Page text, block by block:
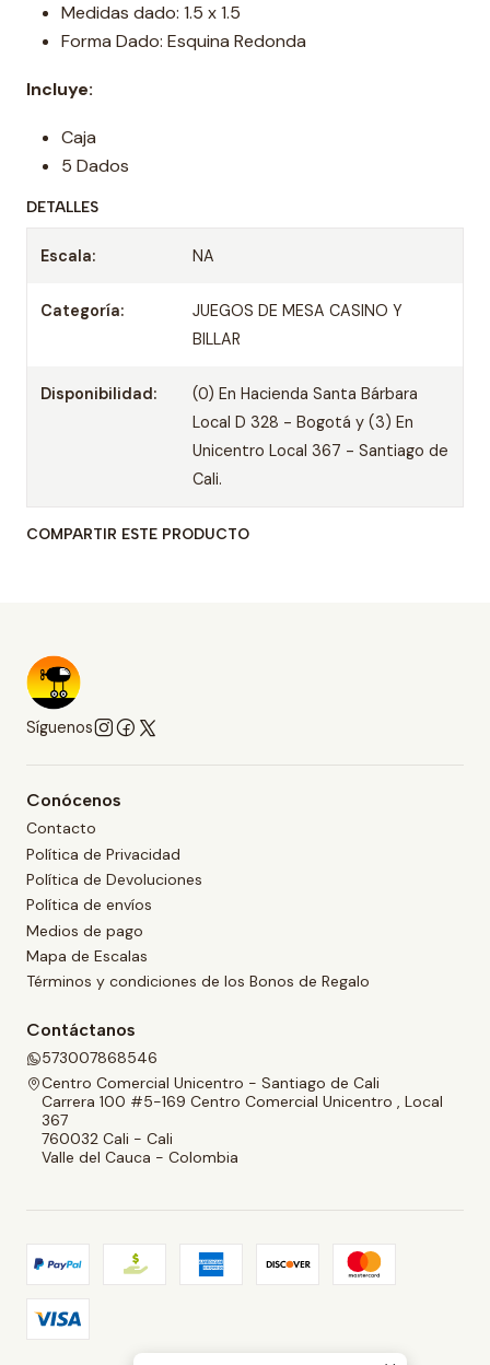
Medidas dado: 1.5 x 1.5
Forma Dado: Esquina Redonda
Incluye:
Caja
5 Dados
DETALLES
Escala: NA
Categoría:
JUEGOS DE MESA CASINO Y
BILLAR
Disponibilidad:
(0) En Hacienda Santa Bárbara
Local D 328 - Bogotá y (3) En
Unicentro Local 367 - Santiago de
Cali.
COMPARTIR ESTE PRODUCTO
Síguenos
Conócenos
Contacto
Política de Privacidad
Política de Devoluciones
Política de envíos
Medios de pago
Mapa de Escalas
Términos y condiciones de los Bonos de Regalo
Contáctanos
573007868546
Centro Comercial Unicentro - Santiago de Cali
Carrera 100 #5-169 Centro Comercial Unicentro , Local
367
760032 Cali - Cali
Valle del Cauca - Colombia